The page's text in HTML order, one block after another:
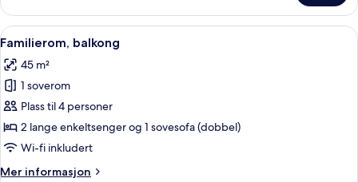
eller
tomannsrom
–
balkong,
bassengutsikt
Åpne
alle
bildene
av
Familierom,
balkong
Familierom, balkong | Minibar, safe
3
Familierom, balkong
45 m²
1 soverom
Plass til 4 personer
2 lange enkeltsenger og 1 sovesofa (dobbel)
Wi-fi inkludert
Mer informasjon
Mer